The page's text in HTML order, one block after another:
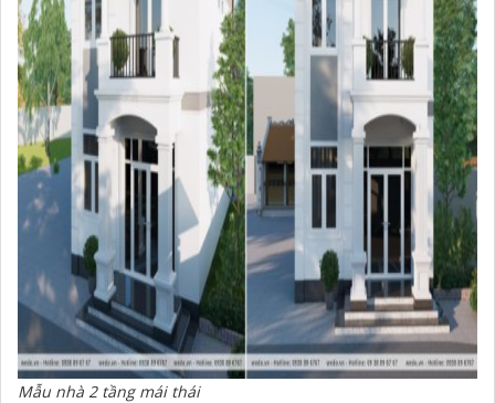
Mẫu nhà 2 tầng mái thái